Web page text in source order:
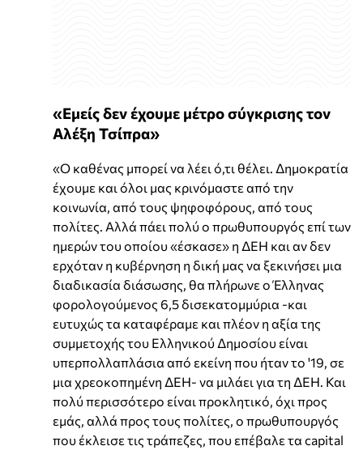
«Εμείς δεν έχουμε μέτρο σύγκρισης τον
Αλέξη Τσίπρα»
«Ο καθένας μπορεί να λέει ό,τι θέλει. Δημοκρατία
έχουμε και όλοι μας κρινόμαστε από την
κοινωνία, από τους ψηφοφόρους, από τους
πολίτες. Αλλά πάει πολύ ο πρωθυπουργός επί των
ημερών του οποίου «έσκασε» η ΔΕΗ και αν δεν
ερχόταν η κυβέρνηση η δική μας να ξεκινήσει μια
διαδικασία διάσωσης, θα πλήρωνε ο Έλληνας
φορολογούμενος 6,5 δισεκατομμύρια -και
ευτυχώς τα καταφέραμε και πλέον η αξία της
συμμετοχής του Ελληνικού Δημοσίου είναι
υπερπολλαπλάσια από εκείνη που ήταν το '19, σε
μια χρεοκοπημένη ΔΕΗ- να μιλάει για τη ΔΕΗ. Και
πολύ περισσότερο είναι προκλητικό, όχι προς
εμάς, αλλά προς τους πολίτες, ο πρωθυπουργός
που έκλεισε τις τράπεζες, που επέβαλε τα capital